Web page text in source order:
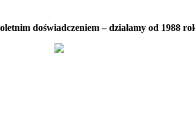
doświadczeniem – działamy od 1988